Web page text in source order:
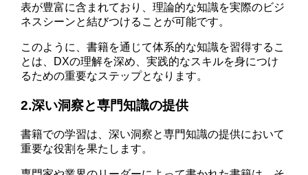
表が豊富に含まれており、理論的な知識を実際のビジ
ネスシーンと結びつけることが可能です。
このように、書籍を通じて体系的な知識を習得するこ
とは、DXの理解を深め、実践的なスキルを身につけ
るための重要なステップとなります。
2.深い洞察と専門知識の提供
書籍での学習は、深い洞察と専門知識の提供において
重要な役割を果たします。